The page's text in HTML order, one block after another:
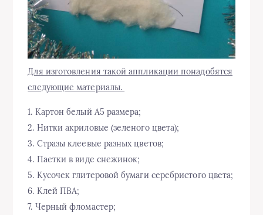
Для изготовления такой аппликации понадобятся
следующие материалы.
1. Картон белый А5 размера;
2. Нитки акриловые (зеленого цвета);
3. Стразы клеевые разных цветов;
4. Паетки в виде снежинок;
5. Кусочек глитеровой бумаги серебристого цвета;
6. Клей ПВА;
7. Черный фломастер;